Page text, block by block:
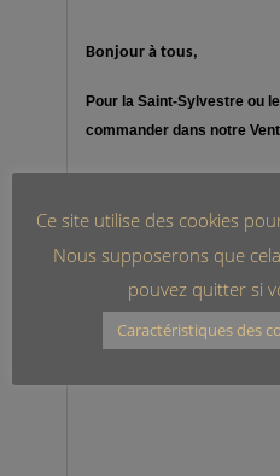
Ce site utilise des cookies
Nous supposerons que
pouvez quitter si
Caractéristiques des